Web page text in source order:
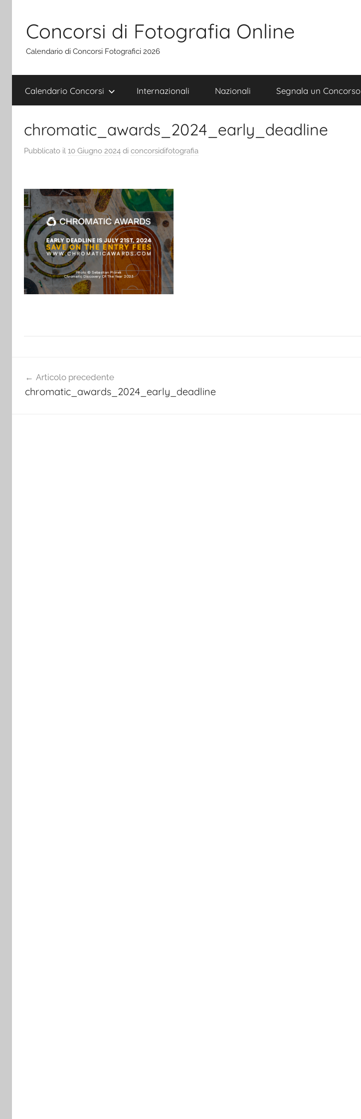
contenuto
Concorsi di Fotografia Online
Calendario di Concorsi Fotografici 2026
Calendario Concorsi Internazionali Nazionali Segnala un Concorso
chromatic_awards_2024_early_deadline
Pubblicato il 10 Giugno 2024 di concorsidifotografia
articoli
Articolo precedente
chromatic_awards_2024_early_deadline